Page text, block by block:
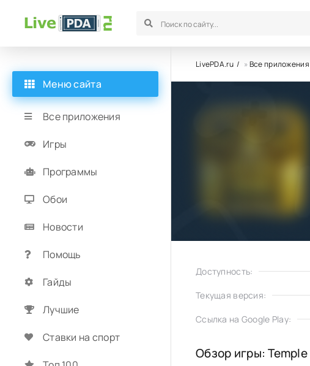
LivePDA.ru »Все приложения
Доступность:
Текущая версия:
Ссылка на Google Play:
Обзор игры: Temple
Меню сайта
Все приложения
Игры
Программы
Обои
Новости
Помощь
Гайды
Лучшие
Ставки на спорт